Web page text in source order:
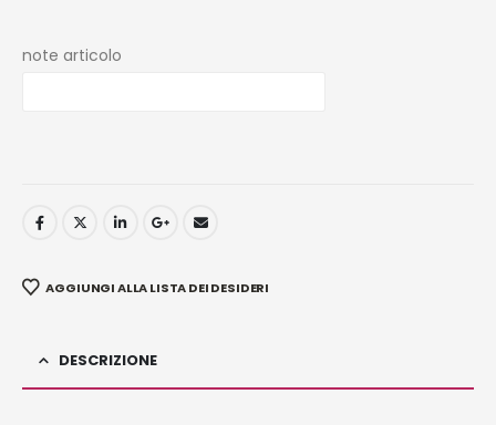
note articolo
AGGIUNGI ALLA LISTA DEI DESIDERI
DESCRIZIONE